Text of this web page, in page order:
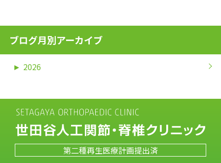
ブログ月別アーカイブ
► 2026
第二種再生医療計画提出済